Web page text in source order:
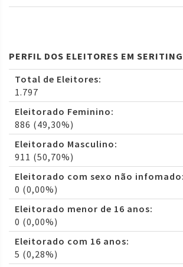
PERFIL DOS ELEITORES EM
Total de Eleitores:
1.797
Eleitorado Feminino:
886 (49,30%)
Eleitorado Masculino:
911 (50,70%)
Eleitorado com sexo não infomado:
0 (0,00%)
Eleitorado menor de 16 anos:
0 (0,00%)
Eleitorado com 16 anos:
5 (0,28%)